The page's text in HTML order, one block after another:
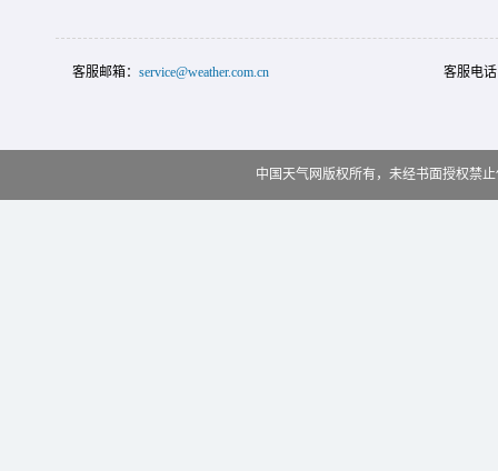
客服邮箱： service@weather.com.cn 客服电
中国天气网版权所有，未经书面授权